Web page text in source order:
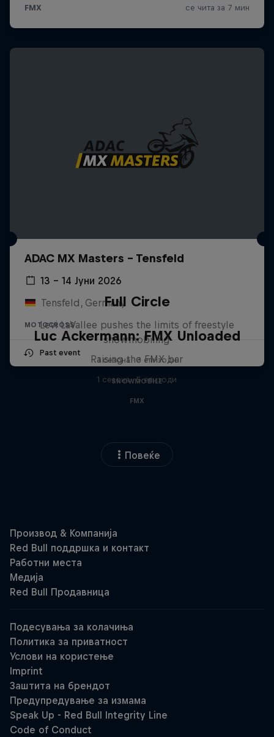
ADAC MX Masters – Tensfeld
13 – 14 Јуни 2026
Tensfeld, Germany
MOTOCROSS
Past event
Full Circle
Levi LaVallee pushes the limits of freestyle
snowmobiling
1 сезона · 3 епизоди
SNOWMOBILE
Luc Ackermann: FMX Unloaded
Raising the FMX bar
1 сезона · 5 епизоди
FMX
Повеќе